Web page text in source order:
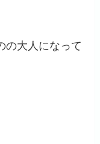
の大人になって